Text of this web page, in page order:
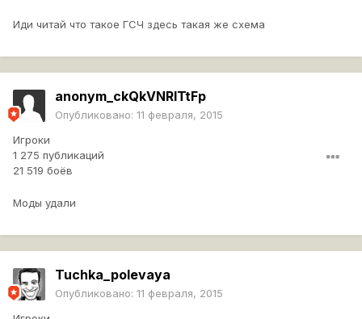
Иди читай что такое ГСЧ здесь такая же схема
anonym_ckQkVNRlTtFp
Опубликовано: 11 февраля, 2015
Игроки
1 275 публикаций
21 519 боёв
Моды удали
Tuchka_polevaya
Опубликовано: 11 февраля, 2015